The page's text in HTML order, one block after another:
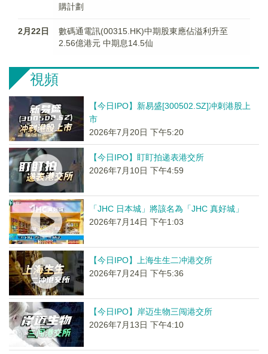
購計劃
2月22日
數碼通電訊(00315.HK)中期股東應佔溢利升至
2.56億港元 中期息14.5仙
視頻
【今日IPO】新易盛[300502.SZ]冲刺港股上
市
2026年7月20日 下午5:20
【今日IPO】盯盯拍递表港交所
2026年7月10日 下午4:59
「JHC 日本城」將該名為「JHC 真好城」
2026年7月14日 下午1:03
【今日IPO】上海生生二冲港交所
2026年7月24日 下午5:36
【今日IPO】岸迈生物三闯港交所
2026年7月13日 下午4:10